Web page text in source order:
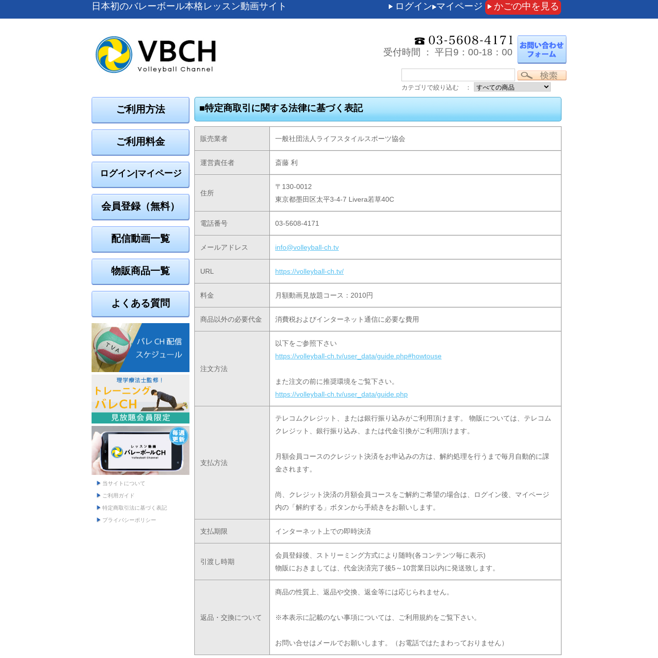
日本初のバレーボール本格レッスン動画サイト かごの中を見る
ログイン マイページ
受付時間 ： 平日9：00-18：00
カテゴリで絞り込む ：
ご利用方法
ご利用料金
ログイン|マイページ
会員登録（無料）
配信動画一覧
物販商品一覧
よくある質問
当サイトについて
ご利用ガイド
特定商取引法に基づく表記
プライバシーポリシー
■特定商取引に関する法律に基づく表記
販売業者 一般社団法人ライフスタイルスポーツ協会
運営責任者 斎藤 利
住所
〒130-0012
東京都墨田区太平3-4-7 Livera若草40C
電話番号 03-5608-4171
メールアドレス info@volleyball-ch.tv
URL https://volleyball-ch.tv/
料金 月額動画見放題コース：2010円
商品以外の必要代金 消費税およびインターネット通信に必要な費用
注文方法
以下をご参照下さい
https://volleyball-ch.tv/user_data/guide.php#howtouse
また注文の前に推奨環境をご覧下さい。
https://volleyball-ch.tv/user_data/guide.php
支払方法
テレコムクレジット、または銀行振り込みがご利用頂けます。 物販については、テレコム
クレジット、銀行振り込み、または代金引換がご利用頂けます。
月額会員コースのクレジット決済をお申込みの方は、解約処理を行うまで毎月自動的に課
金されます。
尚、クレジット決済の月額会員コースをご解約ご希望の場合は、ログイン後、マイページ
内の「解約する」ボタンから手続きをお願いします。
支払期限 インターネット上での即時決済
引渡し時期
会員登録後、ストリーミング方式により随時(各コンテンツ毎に表示)
物販におきましては、代金決済完了後5～10営業日以内に発送致します。
返品・交換について
商品の性質上、返品や交換、返金等には応じられません。
※本表示に記載のない事項については、ご利用規約をご覧下さい。
お問い合せはメールでお願いします。（お電話ではたまわっておりません）